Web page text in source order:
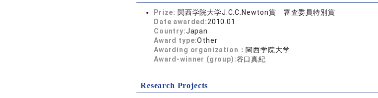
Prize: 関西学院大学J.C.C.Newton賞 審査委員特別賞
Date awarded:2010.01
Country:Japan
Award type:Other
Awarding organization： 関西学院大学
Award-winner (group):谷口真紀
Research Projects